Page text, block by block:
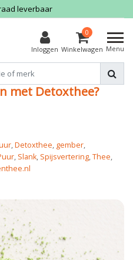
leverbaar
Inloggen
0
Winkelwagen Menu
met Detoxthee?
,Detoxthee, gember,
, Slank, Spijsvertering,Thee,